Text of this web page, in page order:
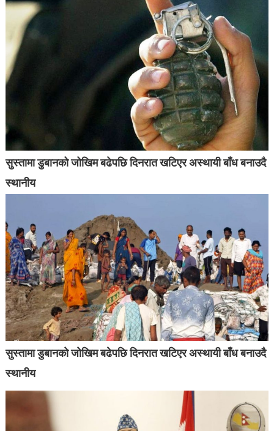
सुस्तामा डुबानको जोखिम बढेपछि दिनरात खटिएर अस्थायी बाँध बनाउदै
स्थानीय
सुस्तामा डुबानको जोखिम बढेपछि दिनरात खटिएर अस्थायी बाँध बनाउदै
स्थानीय